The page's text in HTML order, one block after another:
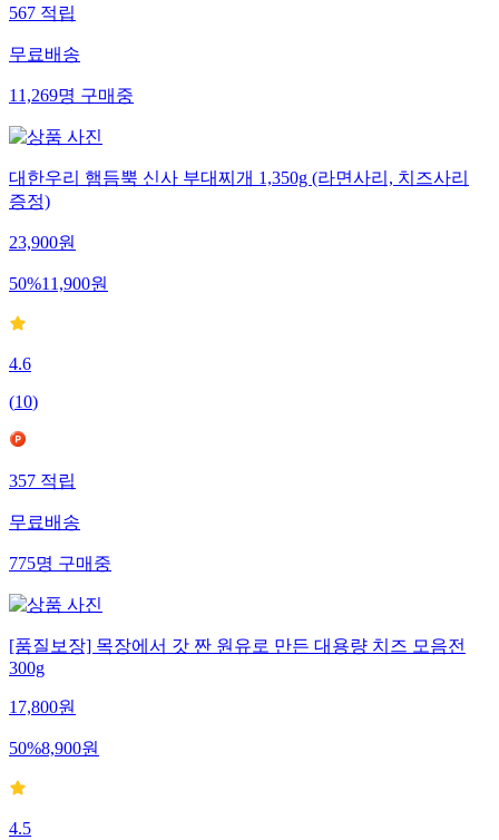
567 적립
무료배송
11,269명 구매중
대한우리 햄듬뿍 신사 부대찌개 1,350g (라면사리, 치즈사리
증정)
23,900원
50%11,900원
4.6
(10)
357 적립
무료배송
775명 구매중
[품질보장] 목장에서 갓 짠 원유로 만든 대용량 치즈 모음전
300g
17,800원
50%8,900원
4.5